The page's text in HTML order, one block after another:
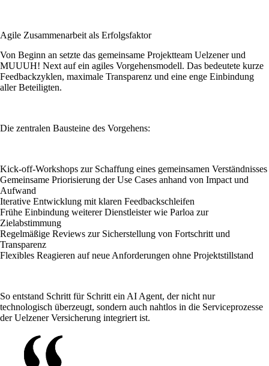
Agile Zusammenarbeit als Erfolgsfaktor
Von Beginn an setzte das gemeinsame Projektteam Uelzener und
MUUUH! Next auf ein agiles Vorgehensmodell. Das bedeutete kurze
Feedbackzyklen, maximale Transparenz und eine enge Einbindung
aller Beteiligten.
Die zentralen Bausteine des Vorgehens:
Kick-off-Workshops zur Schaffung eines gemeinsamen Verständnisses
Gemeinsame Priorisierung der Use Cases anhand von Impact und
Aufwand
Iterative Entwicklung mit klaren Feedbackschleifen
Frühe Einbindung weiterer Dienstleister wie Parloa zur
Zielabstimmung
Regelmäßige Reviews zur Sicherstellung von Fortschritt und
Transparenz
Flexibles Reagieren auf neue Anforderungen ohne Projektstillstand
So entstand Schritt für Schritt ein AI Agent, der nicht nur
technologisch überzeugt, sondern auch nahtlos in die Serviceprozesse
der Uelzener Versicherung integriert ist.